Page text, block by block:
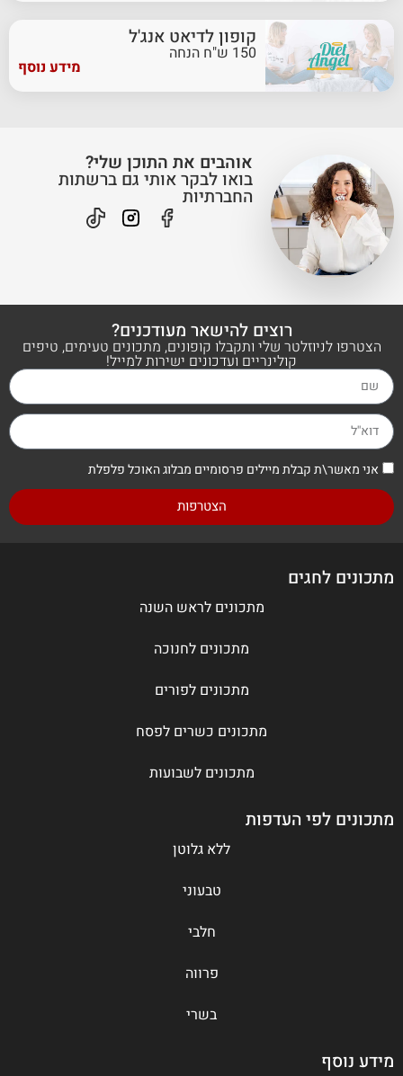
קופון לדיאט אנג'ל
150 ש"ח הנחה
מידע נוסף
אוהבים את התוכן שלי?
בואו לבקר אותי גם ברשתות
החברתיות
רוצים להישאר מעודכנים?
הצטרפו לניוזלטר שלי ותקבלו קופונים, מתכונים טעימים, טיפים
קולינריים ועדכונים ישירות למייל!
אני מאשר\ת קבלת מיילים פרסומיים מבלוג האוכל פלפלת
הצטרפות
מתכונים לחגים
מתכונים לראש השנה
מתכונים לחנוכה
מתכונים לפורים
מתכונים כשרים לפסח
מתכונים לשבועות
מתכונים לפי העדפות
ללא גלוטן
טבעוני
חלבי
פרווה
בשרי
מידע נוסף